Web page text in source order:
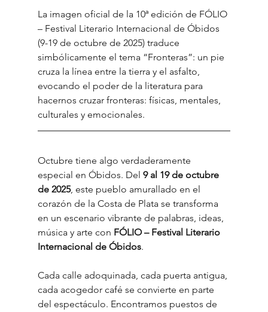
La imagen oficial de la 10ª edición de FÓLIO
– Festival Literario Internacional de Óbidos
(9-19 de octubre de 2025) traduce
simbólicamente el tema “Fronteras”: un pie
cruza la línea entre la tierra y el asfalto,
evocando el poder de la literatura para
hacernos cruzar fronteras: físicas, mentales,
culturales y emocionales.
Octubre tiene algo verdaderamente
especial en Óbidos. Del 9 al 19 de octubre
de 2025, este pueblo amurallado en el
corazón de la Costa de Plata se transforma
en un escenario vibrante de palabras, ideas,
música y arte con FÓLIO – Festival Literario
Internacional de Óbidos.
Cada calle adoquinada, cada puerta antigua,
cada acogedor café se convierte en parte
del espectáculo. Encontramos puestos de